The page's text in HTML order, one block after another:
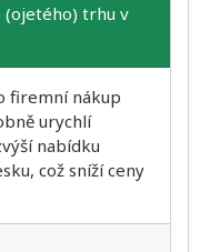
trhu v
firemní nákup
urychlí
nabídku
což sníží ceny